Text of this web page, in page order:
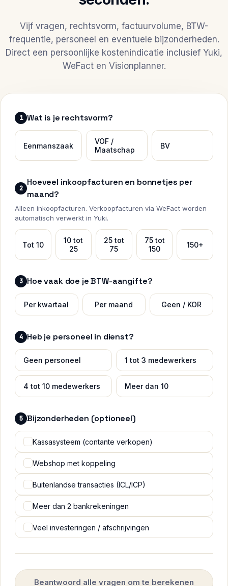
Vijf vragen, rechtsvorm, factuurvolume, BTW-
frequentie, personeel en eventuele bijzonderheden.
Direct een persoonlijke kostenindicatie inclusief Yuki,
WeFact en Visionplanner.
1 Wat is je rechtsvorm?
Eenmanszaak
VOF /
Maatschap
BV
2
Hoeveel inkoopfacturen en bonnetjes per
maand?
Alleen inkoopfacturen. Verkoopfacturen via WeFact worden
automatisch verwerkt in Yuki.
Tot 10
10 tot
25
25 tot
75
75 tot
150
150+
3 Hoe vaak doe je BTW-aangifte?
Per kwartaal Per maand Geen / KOR
4 Heb je personeel in dienst?
Geen personeel 1 tot 3 medewerkers
4 tot 10 medewerkers Meer dan 10
5 Bijzonderheden (optioneel)
Kassasysteem (contante verkopen)
Webshop met koppeling
Buitenlandse transacties (ICL/ICP)
Meer dan 2 bankrekeningen
Veel investeringen / afschrijvingen
Beantwoord alle vragen om te berekenen